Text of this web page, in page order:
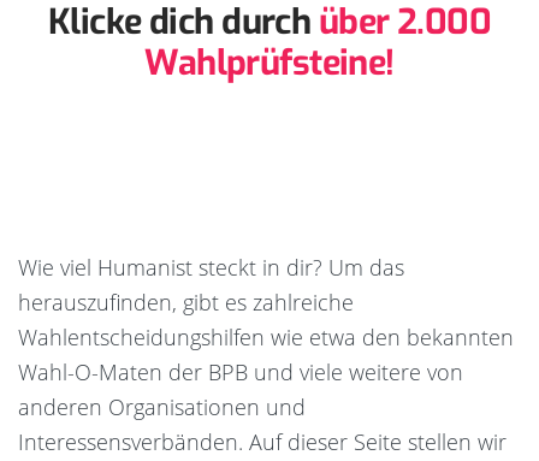
Klicke dich durch über 2.000
Wahlprüfsteine!
Wie viel Humanist steckt in dir? Um das
herauszufinden, gibt es zahlreiche
Wahlentscheidungshilfen wie etwa den bekannten
Wahl-O-Maten der BPB und viele weitere von
anderen Organisationen und
Interessensverbänden. Auf dieser Seite stellen wir